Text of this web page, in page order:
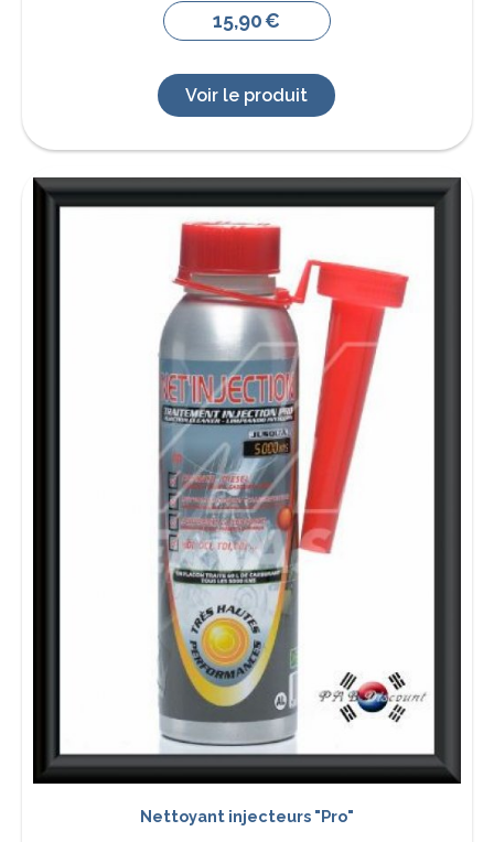
15,90€
Voir le produit
Nettoyant injecteurs "Pro"